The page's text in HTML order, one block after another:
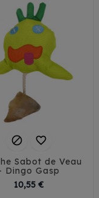
 
Sabot de Veau
Dingo Gasp
10,55 €